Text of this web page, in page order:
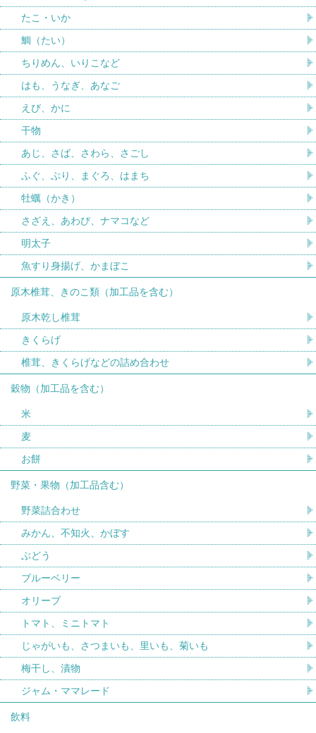
たこ・いか
鯛（たい）
ちりめん、いりこなど
はも、うなぎ、あなご
えび、かに
干物
あじ、さば、さわら、さごし
ふぐ、ぶり、まぐろ、はまち
牡蠣（かき）
さざえ、あわび、ナマコなど
明太子
魚すり身揚げ、かまぼこ
原木椎茸、きのこ類（加工品を含む）
原木乾し椎茸
きくらげ
椎茸、きくらげなどの詰め合わせ
穀物（加工品を含む）
米
麦
お餅
野菜・果物（加工品含む）
野菜詰合わせ
みかん、不知火、かぼす
ぶどう
ブルーベリー
オリーブ
トマト、ミニトマト
じゃがいも、さつまいも、里いも、菊いも
梅干し、漬物
ジャム・ママレード
飲料